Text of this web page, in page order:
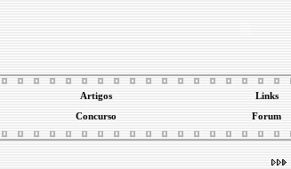
Artigos Links
Concurso Forum